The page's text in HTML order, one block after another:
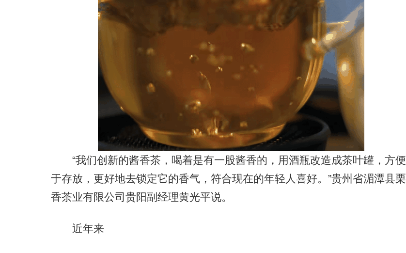
“我们创新的酱香茶，喝着是有一股酱香的，用酒瓶改造成茶叶罐，方便
于存放，更好地去锁定它的香气，符合现在的年轻人喜好。”贵州省湄潭县栗
香茶业有限公司贵阳副经理黄光平说。
近年来